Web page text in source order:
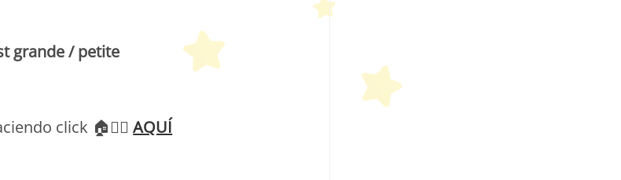
grande / petite
click 🏠👉🏻AQUÍ